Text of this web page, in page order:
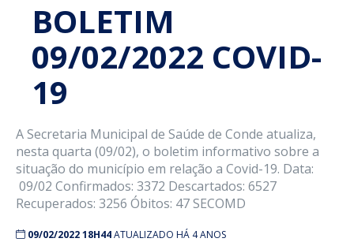
BOLETIM
09/02/2022 COVID-
19
A Secretaria Municipal de Saúde de Conde atualiza,
nesta quarta (09/02), o boletim informativo sobre a
situação do município em relação a Covid-19. Data:
09/02 Confirmados: 3372 Descartados: 6527
Recuperados: 3256 Óbitos: 47 SECOMD
09/02/2022 18H44ATUALIZADO HÁ 4 ANOS